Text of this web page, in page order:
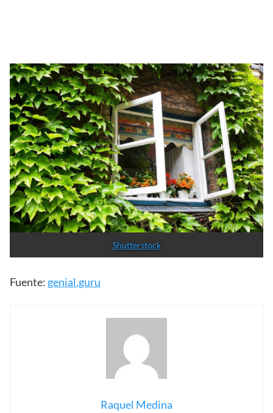
Shutterstock
Fuente: genial.guru
Raquel Medina